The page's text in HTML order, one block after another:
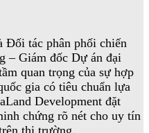
Đối tác phân phối chiến
– Giám đốc Dự án đại
quan trọng của sự hợp
gia có tiêu chuẩn lựa
Development đặt
chứng rõ nét cho uy tín
thị trường.